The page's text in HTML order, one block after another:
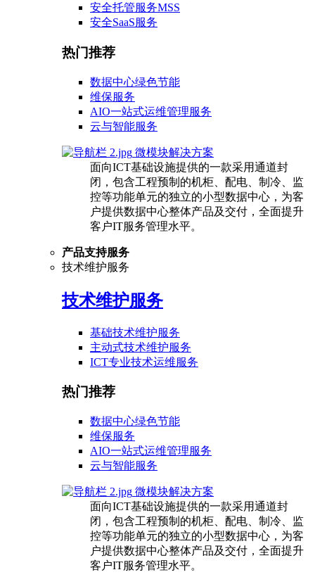
安全托管服务MSS
安全SaaS服务
热门推荐
数据中心绿色节能
维保服务
AIO一站式运维管理服务
云与智能服务
微模块解决方案
面向ICT基础设施提供的一款采用通道封
闭，包含工程预制的机柜、配电、制冷、监
控等功能单元的独立的小型数据中心，为客
户提供数据中心整体产品及交付，全面提升
客户IT服务管理水平。
产品支持服务
技术维护服务
技术维护服务
基础技术维护服务
主动式技术维护服务
ICT专业技术运维服务
热门推荐
数据中心绿色节能
维保服务
AIO一站式运维管理服务
云与智能服务
微模块解决方案
面向ICT基础设施提供的一款采用通道封
闭，包含工程预制的机柜、配电、制冷、监
控等功能单元的独立的小型数据中心，为客
户提供数据中心整体产品及交付，全面提升
客户IT服务管理水平。